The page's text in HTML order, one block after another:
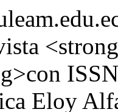
Eloy